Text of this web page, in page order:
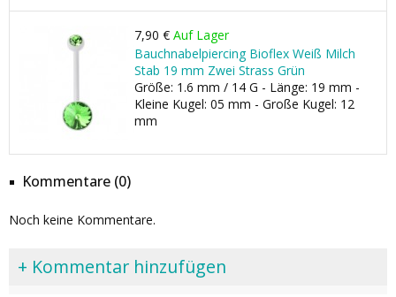
7,90 € Auf Lager
Bauchnabelpiercing Bioflex Weiß Milch
Stab 19 mm Zwei Strass Grün
Größe: 1.6 mm / 14 G - Länge: 19 mm -
Kleine Kugel: 05 mm - Große Kugel: 12
mm
Kommentare (0)
Noch keine Kommentare.
+ Kommentar hinzufügen